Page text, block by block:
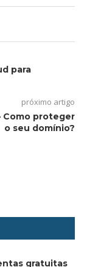
para
próximo artigo
Como proteger
o seu domínio?
gratuitas